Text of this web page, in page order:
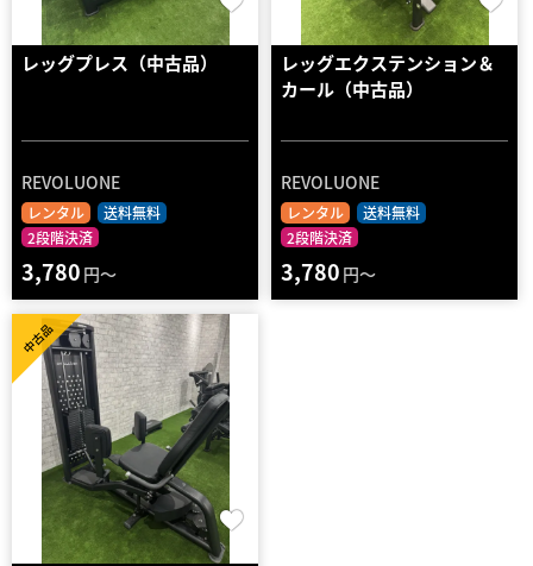
レッグプレス（中古品）
REVOLUONE
レンタル
送料無料
2段階決済
3,780 円～
レッグエクステンション＆
カール（中古品）
REVOLUONE
レンタル
送料無料
2段階決済
3,780 円～
中古品